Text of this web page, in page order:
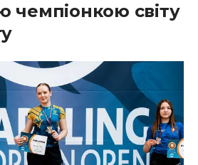
чемпіонкою світу